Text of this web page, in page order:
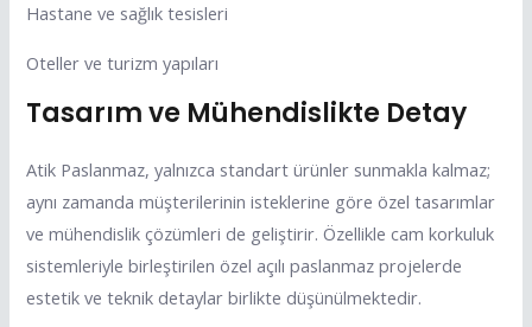
Hastane ve sağlık tesisleri
Oteller ve turizm yapıları
Tasarım ve Mühendislikte Detay
Atik Paslanmaz, yalnızca standart ürünler sunmakla kalmaz;
aynı zamanda müşterilerinin isteklerine göre özel tasarımlar
ve mühendislik çözümleri de geliştirir. Özellikle cam korkuluk
sistemleriyle birleştirilen özel açılı paslanmaz projelerde
estetik ve teknik detaylar birlikte düşünülmektedir.